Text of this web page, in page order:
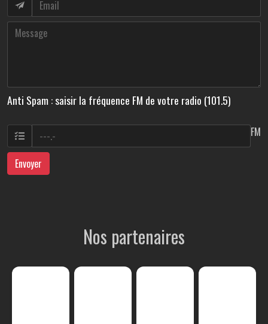
Anti Spam : saisir la fréquence FM de votre radio (101.5)
FM
Envoyer
Nos partenaires